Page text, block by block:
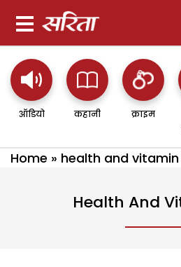
ऑडियो कहानी क्राइम
Home » health and
Health And